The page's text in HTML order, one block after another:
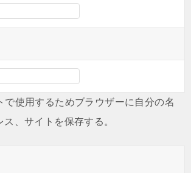
で使用するためブラウザーに自分の名
、サイトを保存する。